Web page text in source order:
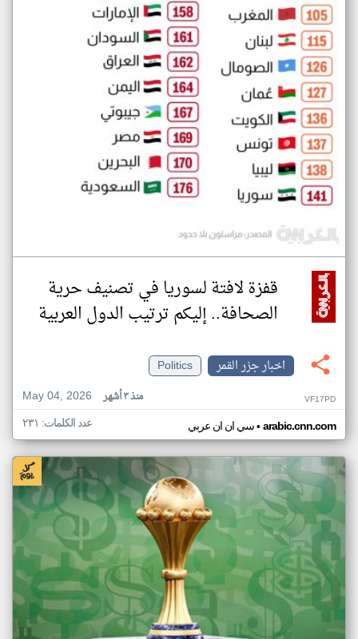
قفزة لافتة لسوريا في تصنيف حرية
الصحافة.. إليكم ترتيب الدول العربية
اخبار جزر القمر
Politics
May 04, 2026
منذ ٣ أشهر VF17PD
سي ان ان عربي• arabic.cnn.com عدد الكلمات: ٢٣١